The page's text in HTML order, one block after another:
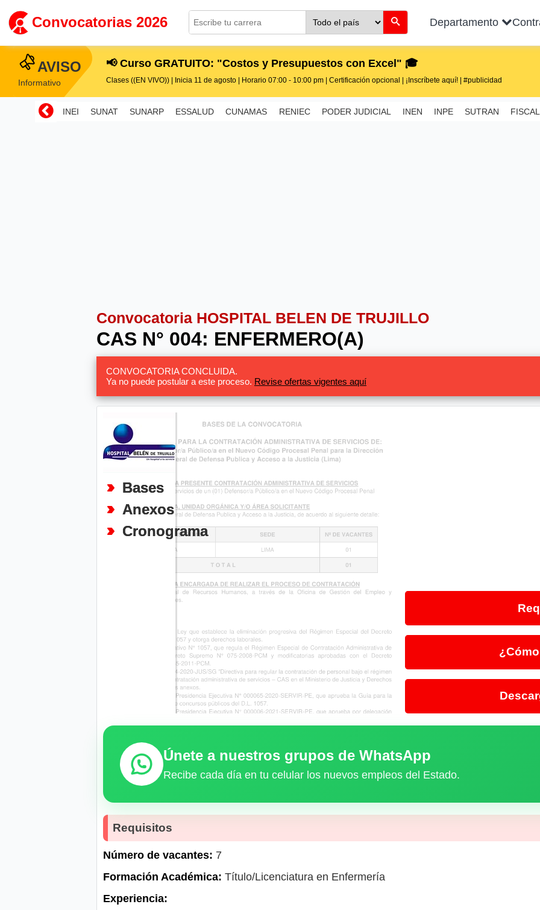
Convocatorias 2026 Departamento
AVISO
Informativo
📢 Curso GRATUITO: "Costos y Presupuestos con Excel" 🎓
Clases ((EN VIVO)) | Inicia 11 de agosto | Horario 07:00 - 10:00 pm | Certificación opcional | ¡Inscríbete aquí! | #publicidad
INEI SUNAT SUNARP ESSALUD CUNAMAS RENIEC PODER JUDICIAL INEN INPE SUTRAN
Convocatoria HOSPITAL BELEN DE TRUJILLO
CAS N° 004: ENFERMERO(A)
CONVOCATORIA CONCLUIDA.
Ya no puede postular a este proceso. Revise ofertas vigentes aquí
Bases
Anexos
Cronograma
Únete a nuestros grupos de WhatsApp
Recibe cada día en tu celular los nuevos empleos del Estado.
Requisitos
Número de vacantes: 7
Formación Académica: Título/Licenciatura en Enfermería
Experiencia: